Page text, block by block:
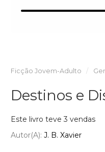
Ficção Jovem-Adulto
Destinos e
Este livro teve 3 vendas
Autor(a): J. B. Xavier